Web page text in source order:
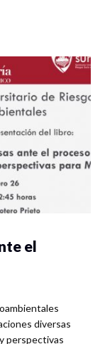
el
diversas
perspectivas